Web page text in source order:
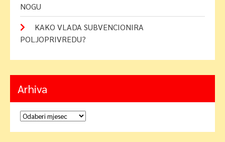
NOGU
KAKO VLADA SUBVENCIONIRA
POLJOPRIVREDU?
Arhiva
Arhiva